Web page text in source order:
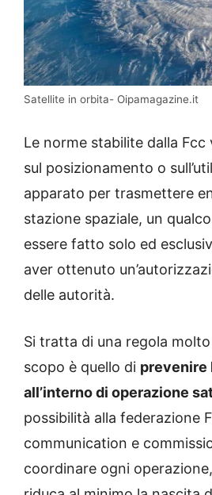
Satellite in orbita- Oipamagazine.it
Le norme stabilite dalla Fcc
sul posizionamento o
apparato per trasmettere
stazione spaziale, un
essere fatto solo ed
aver ottenuto
delle autorità.
Si tratta di una regola
scopo è quello di prevenire
all’interno di operazione
possibilità alla federazione
communication e
coordinare ogni